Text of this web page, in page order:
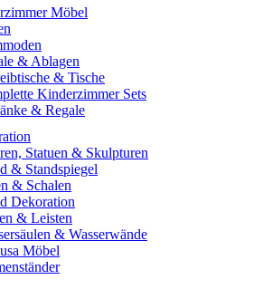
Möbel
& Ablagen
& Tische
Kinderzimmer Sets
& Regale
Statuen & Skulpturen
& Standspiegel
& Schalen
Dekoration
& Leisten
& Wasserwände
Möbel